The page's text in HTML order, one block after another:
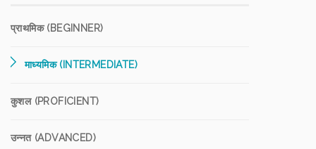
प्राथमिक (BEGINNER)
माध्यमिक (INTERMEDIATE)
कुशल (PROFICIENT)
उन्नत (ADVANCED)